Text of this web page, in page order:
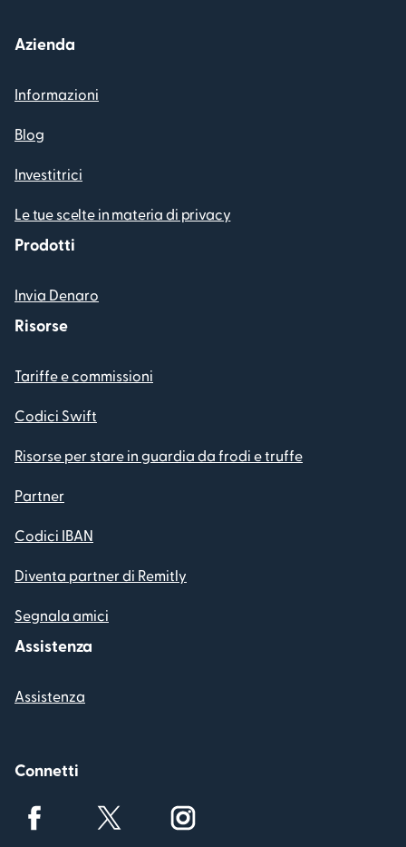
Azienda
Informazioni
Blog
Investitrici
Le tue scelte in materia di privacy
Prodotti
Invia Denaro
Risorse
Tariffe e commissioni
Codici Swift
Risorse per stare in guardia da frodi e truffe
Partner
Codici IBAN
Diventa partner di Remitly
Segnala amici
Assistenza
Assistenza
Connetti